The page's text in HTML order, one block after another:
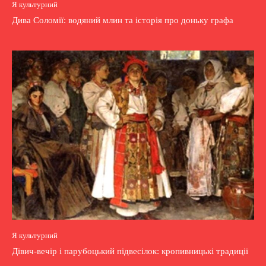
Я культурний
Дива Соломії: водяний млин та історія про доньку графа
Я культурний
Дівич-вечір і парубоцький підвесілок: кропивницькі традиції